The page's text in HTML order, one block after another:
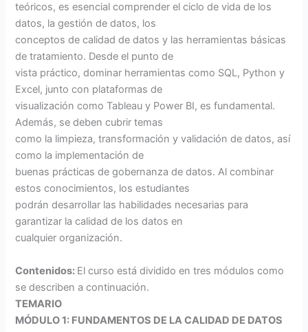
teóricos, es esencial comprender el ciclo de vida de los
datos, la gestión de datos, los
conceptos de calidad de datos y las herramientas básicas
de tratamiento. Desde el punto de
vista práctico, dominar herramientas como SQL, Python y
Excel, junto con plataformas de
visualización como Tableau y Power BI, es fundamental.
Además, se deben cubrir temas
como la limpieza, transformación y validación de datos, así
como la implementación de
buenas prácticas de gobernanza de datos. Al combinar
estos conocimientos, los estudiantes
podrán desarrollar las habilidades necesarias para
garantizar la calidad de los datos en
cualquier organización.
Contenidos: El curso está dividido en tres módulos como
se describen a continuación.
TEMARIO
MÓDULO 1: FUNDAMENTOS DE LA CALIDAD DE DATOS